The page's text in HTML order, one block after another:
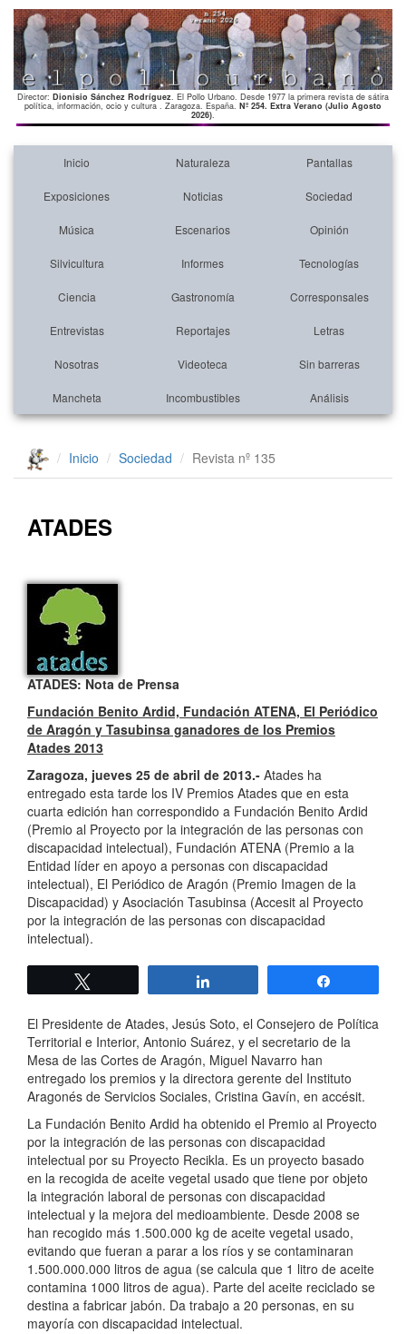
Director: Dionisio Sánchez Rodríguez. El Pollo Urbano. Desde 1977 la primera revista de sátira
política, información, ocio y cultura . Zaragoza. España. Nº 254. Extra Verano (Julio Agosto
2026).
Inicio Naturaleza Pantallas
Exposiciones Noticias Sociedad
Música Escenarios Opinión
Silvicultura Informes Tecnologías
Ciencia Gastronomía Corresponsales
Entrevistas Reportajes Letras
Nosotras Videoteca Sin barreras
Mancheta Incombustibles Análisis
Inicio Sociedad Revista nº 135
ATADES
ATADES: Nota de Prensa
Fundación Benito Ardid, Fundación ATENA, El Periódico
de Aragón y Tasubinsa ganadores de los Premios
Atades 2013
Zaragoza, jueves 25 de abril de 2013.- Atades ha
entregado esta tarde los IV Premios Atades que en esta
cuarta edición han correspondido a Fundación Benito Ardid
(Premio al Proyecto por la integración de las personas con
discapacidad intelectual), Fundación ATENA (Premio a la
Entidad líder en apoyo a personas con discapacidad
intelectual), El Periódico de Aragón (Premio Imagen de la
Discapacidad) y Asociación Tasubinsa (Accesit al Proyecto
por la integración de las personas con discapacidad
intelectual).
El Presidente de Atades, Jesús Soto, el Consejero de Política
Territorial e Interior, Antonio Suárez, y el secretario de la
Mesa de las Cortes de Aragón, Miguel Navarro han
entregado los premios y la directora gerente del Instituto
Aragonés de Servicios Sociales, Cristina Gavín, en accésit.
La Fundación Benito Ardid ha obtenido el Premio al Proyecto
por la integración de las personas con discapacidad
intelectual por su Proyecto Recikla. Es un proyecto basado
en la recogida de aceite vegetal usado que tiene por objeto
la integración laboral de personas con discapacidad
intelectual y la mejora del medioambiente. Desde 2008 se
han recogido más 1.500.000 kg de aceite vegetal usado,
evitando que fueran a parar a los ríos y se contaminaran
1.500.000.000 litros de agua (se calcula que 1 litro de aceite
contamina 1000 litros de agua). Parte del aceite reciclado se
destina a fabricar jabón. Da trabajo a 20 personas, en su
mayoría con discapacidad intelectual.